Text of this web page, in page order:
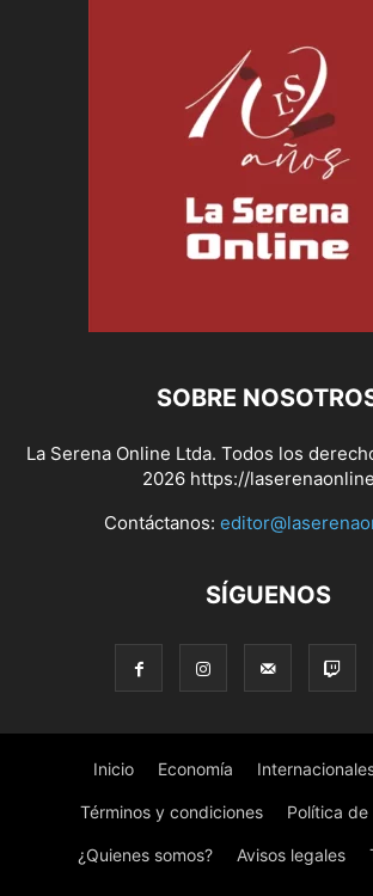
SOBRE
La Serena Online Ltda. Todos los
2026 https://
Contáctanos:
SÍGUENOS
Inicio Economía
Términos y condiciones Política
¿Quienes somos? Avisos legales